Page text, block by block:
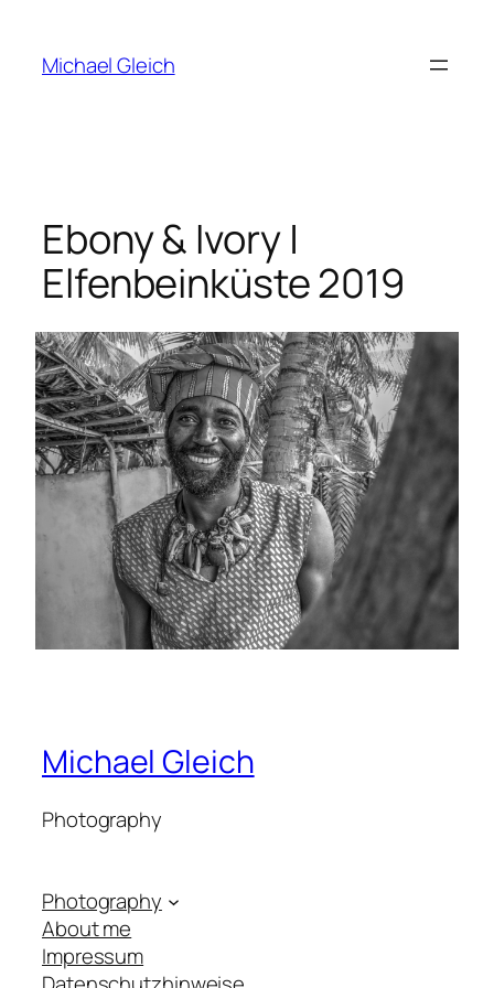
springen
Michael Gleich
Ebony & Ivory |
Elfenbeinküste 2019
Michael Gleich
Photography
Photography
About me
Impressum